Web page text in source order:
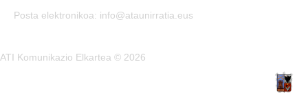
Posta elektronikoa: info@ataunirratia.eus
ATI Komunikazio Elkartea © 2026